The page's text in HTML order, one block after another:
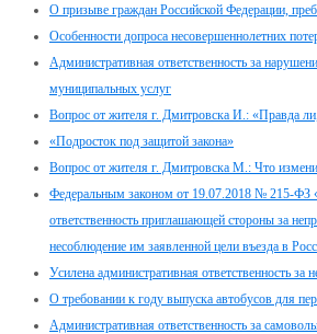
О призыве граждан Российской Федерации,
Особенности допроса несовершеннолетних
Административная ответственность за
муниципальных услуг
Вопрос от жителя г. Дмитровска И.: «Правда
«Подросток под защитой закона»
Вопрос от жителя г. Дмитровска М.: Что
Федеральным законом от 19.07.2018 № 215-ФЗ
ответственность приглашающей стороны за
несоблюдение им заявленной цели въезда в
Усилена административная ответственность
О требовании к году выпуска автобусов для
Административная ответственность за